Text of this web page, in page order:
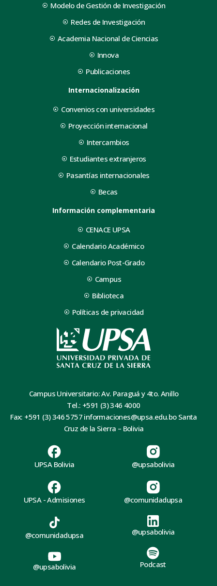
Modelo de Gestión de Investigación
Redes de Investigación
Academia Nacional de Ciencias
Innova
Publicaciones
Internacionalización
Convenios con universidades
Proyección internacional
Intercambios
Estudiantes extranjeros
Pasantías internacionales
Becas
Información complementaria
CENACE UPSA
Calendario Académico
Calendario Post-Grado
Campus
Biblioteca
Políticas de privacidad
Campus Universitario: Av. Paraguá y 4to. Anillo
Tel.: +591 (3) 346 4000
Fax: +591 (3) 346 5757 informaciones@upsa.edu.bo Santa
Cruz de la Sierra – Bolivia
UPSA Bolivia
UPSA - Admisiones
@upsabolivia
@comunidadupsa
@comunidadupsa
@upsabolivia
@upsabolivia
Podcast